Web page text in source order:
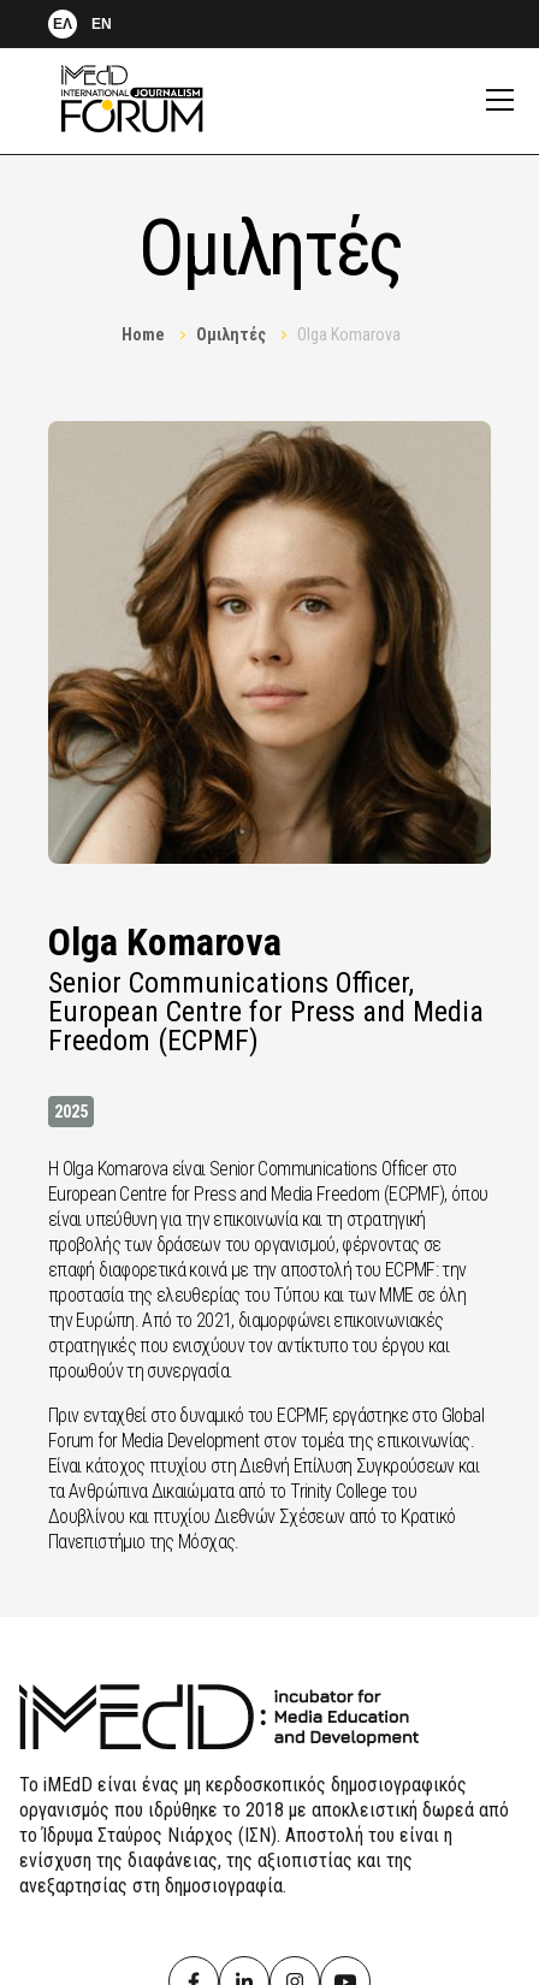
ΕΛ EN
Ομιλητές
Home Ομιλητές Olga Komarova
Olga Komarova
Senior Communications Officer,
European Centre for Press and Media
Freedom (ECPMF)
2025
Η Olga Komarova είναι Senior Communications Officer στο
European Centre for Press and Media Freedom (ECPMF), όπου
είναι υπεύθυνη για την επικοινωνία και τη στρατηγική
προβολής των δράσεων του οργανισμού, φέρνοντας σε
επαφή διαφορετικά κοινά με την αποστολή του ECPMF: την
προστασία της ελευθερίας του Τύπου και των ΜΜΕ σε όλη
την Ευρώπη. Από το 2021, διαμορφώνει επικοινωνιακές
στρατηγικές που ενισχύουν τον αντίκτυπο του έργου και
προωθούν τη συνεργασία.
Πριν ενταχθεί στο δυναμικό του ECPMF, εργάστηκε στο Global
Forum for Media Development στον τομέα της επικοινωνίας.
Είναι κάτοχος πτυχίου στη Διεθνή Επίλυση Συγκρούσεων και
τα Ανθρώπινα Δικαιώματα από το Trinity College του
Δουβλίνου και πτυχίου Διεθνών Σχέσεων από το Κρατικό
Πανεπιστήμιο της Μόσχας.
Το iMEdD είναι ένας μη κερδοσκοπικός δημοσιογραφικός
οργανισμός που ιδρύθηκε το 2018 με αποκλειστική δωρεά από
το Ίδρυμα Σταύρος Νιάρχος (ΙΣΝ). Αποστολή του είναι η
ενίσχυση της διαφάνειας, της αξιοπιστίας και της
ανεξαρτησίας στη δημοσιογραφία.